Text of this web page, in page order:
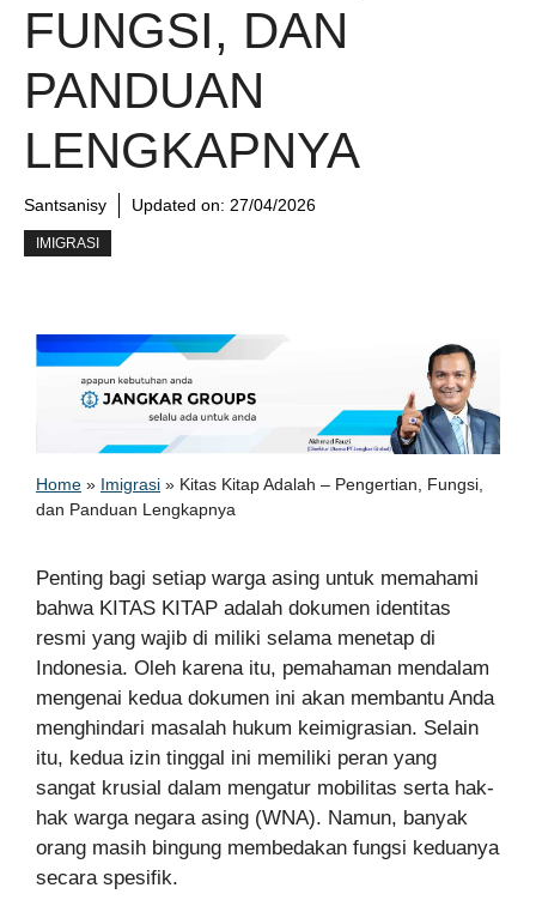
FUNGSI, DAN
PANDUAN
LENGKAPNYA
Santsanisy Updated on: 27/04/2026
IMIGRASI
Home » Imigrasi » Kitas Kitap Adalah – Pengertian, Fungsi,
dan Panduan Lengkapnya
Penting bagi setiap warga asing untuk memahami
bahwa KITAS KITAP adalah dokumen identitas
resmi yang wajib di miliki selama menetap di
Indonesia. Oleh karena itu, pemahaman mendalam
mengenai kedua dokumen ini akan membantu Anda
menghindari masalah hukum keimigrasian. Selain
itu, kedua izin tinggal ini memiliki peran yang
sangat krusial dalam mengatur mobilitas serta hak-
hak warga negara asing (WNA). Namun, banyak
orang masih bingung membedakan fungsi keduanya
secara spesifik.